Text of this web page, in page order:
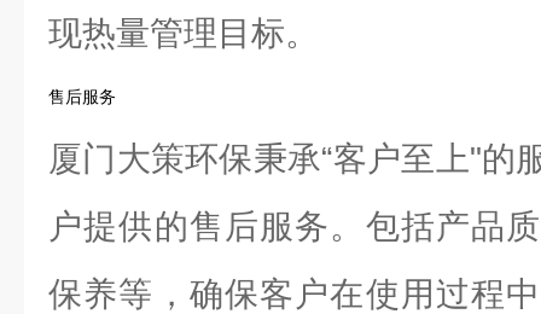
现热量管理目标。
售后服务
厦门大策环保秉承“客户至上"的
户提供的售后服务。包括产品
保养等，确保客户在使用过程